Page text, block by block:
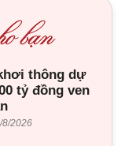
thông dự
tỷ đồng ven
8/2026